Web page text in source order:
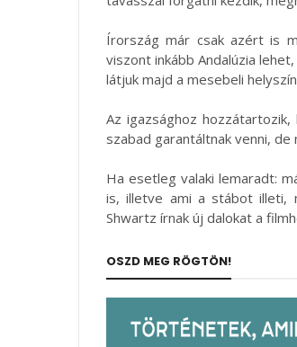
Írország már csak azért is
viszont inkább Andalúzia
látjuk majd a mesebeli
Az igazsághoz
szabad garantáltnak venni,
Ha esetleg valaki lemaradt:
is, illetve ami a stábot illeti,
Shwartz írnak új dalokat a
OSZD MEG RÖGTÖN!